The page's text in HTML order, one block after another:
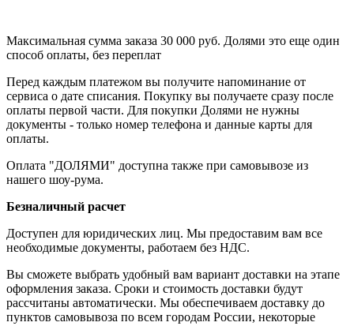
Максимальная сумма заказа 30 000 руб. Долями это еще один
способ оплаты, без переплат
Перед каждым платежом вы получите напоминание от
сервиса о дате списания. Покупку вы получаете сразу после
оплаты первой части. Для покупки Долями не нужны
документы - только номер телефона и данные карты для
оплаты.
Оплата "ДОЛЯМИ" доступна также при самовывозе из
нашего шоу-рума.
Безналичный расчет
Доступен для юридических лиц. Мы предоставим вам все
необходимые документы, работаем без НДС.
Вы сможете выбрать удобный вам вариант доставки на этапе
оформления заказа. Сроки и стоимость доставки будут
рассчитаны автоматически. Мы обеспечиваем доставку до
пунктов самовывоза по всем городам России, некоторые